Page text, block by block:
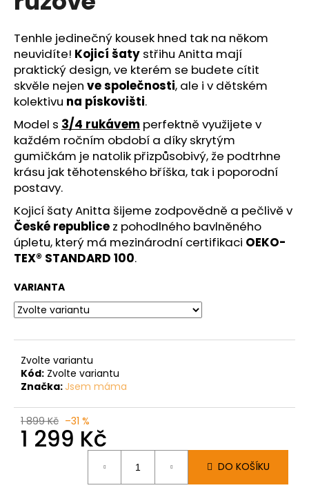
hvězdiček.
Tenhle jedinečný kousek hned tak na někom
neuvidíte! Kojicí šaty střihu Anitta mají
praktický design, ve kterém se budete cítit
skvěle nejen ve společnosti, ale i v dětském
kolektivu na pískovišti.
Model s 3/4 rukávem perfektně využijete v
každém ročním období a díky skrytým
gumičkám je natolik přizpůsobivý, že podtrhne
krásu jak těhotenského bříška, tak i poporodní
postavy.
Kojicí šaty Anitta šijeme zodpovědně a pečlivě v
České republice z pohodlného bavlněného
úpletu, který má mezinárodní certifikaci OEKO-
TEX® STANDARD 100.
VARIANTA
Zvolte variantu
Kód: Zvolte variantu
Značka: Jsem máma
1 899 Kč –31 %
1 299 Kč
DO KOŠÍKU
j
e
m
e